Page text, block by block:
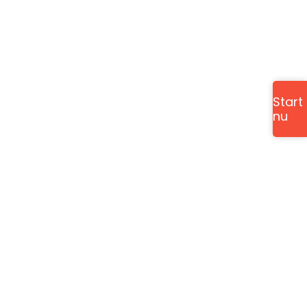
Start
nu